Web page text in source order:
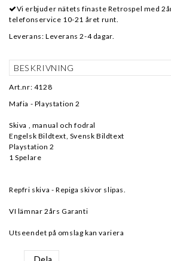
Vi erbjuder nätets finaste Retrospel med
telefonservice 10-21 året runt.
Leverans: Leverans 2-4 dagar.
BESKRIVNING
Art.nr: 4128
Mafia - Playstation 2
Skiva , manual och fodral
Engelsk Bildtext, Svensk Bildtext
Playstation 2
1 Spelare
Repfri skiva - Repiga skivor slipas.
VI lämnar 2års Garanti
Utseendet på omslag kan variera